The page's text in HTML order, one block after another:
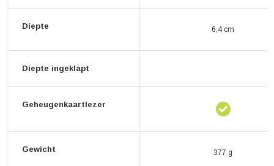
Diepte 6,4 cm
Diepte ingeklapt
Geheugenkaartlezer
Gewicht 377 g